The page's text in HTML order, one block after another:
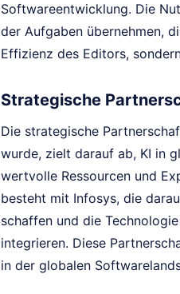
Softwareentwicklung. Die
der Aufgaben übernehmen,
Effizienz des Editors,
Strategische
Die strategische
wurde, zielt darauf ab, KI in
wertvolle Ressourcen und
besteht mit Infosys, die
schaffen und die
integrieren. Diese
in der globalen